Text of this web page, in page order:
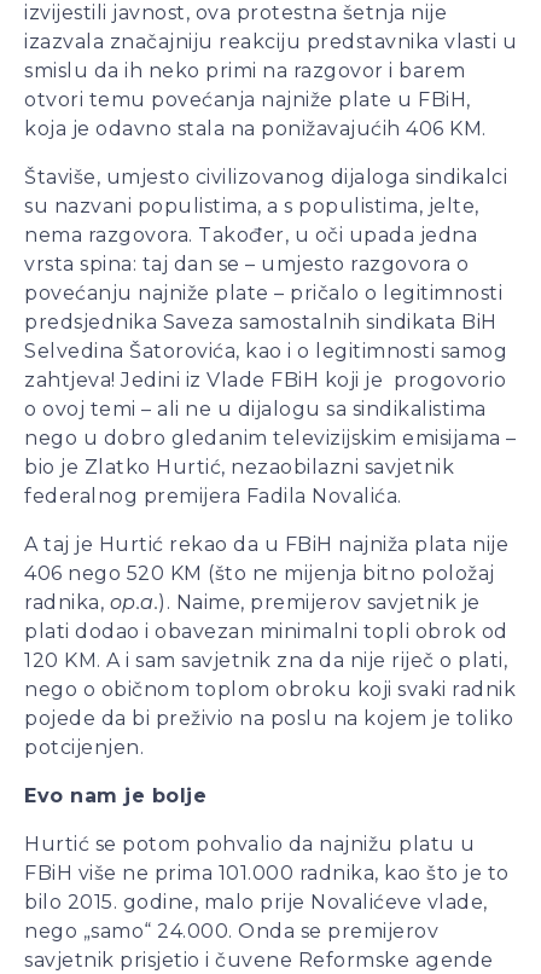
izvijestili javnost, ova protestna šetnja nije
izazvala značajniju reakciju predstavnika vlasti u
smislu da ih neko primi na razgovor i barem
otvori temu povećanja najniže plate u FBiH,
koja je odavno stala na ponižavajućih 406 KM.
Štaviše, umjesto civilizovanog dijaloga sindikalci
su nazvani populistima, a s populistima, jelte,
nema razgovora. Također, u oči upada jedna
vrsta spina: taj dan se – umjesto razgovora o
povećanju najniže plate – pričalo o legitimnosti
predsjednika Saveza samostalnih sindikata BiH
Selvedina Šatorovića, kao i o legitimnosti samog
zahtjeva! Jedini iz Vlade FBiH koji je progovorio
o ovoj temi – ali ne u dijalogu sa sindikalistima
nego u dobro gledanim televizijskim emisijama –
bio je Zlatko Hurtić, nezaobilazni savjetnik
federalnog premijera Fadila Novalića.
A taj je Hurtić rekao da u FBiH najniža plata nije
406 nego 520 KM (što ne mijenja bitno položaj
radnika, op.a.). Naime, premijerov savjetnik je
plati dodao i obavezan minimalni topli obrok od
120 KM. A i sam savjetnik zna da nije riječ o plati,
nego o običnom toplom obroku koji svaki radnik
pojede da bi preživio na poslu na kojem je toliko
potcijenjen.
Evo nam je bolje
Hurtić se potom pohvalio da najnižu platu u
FBiH više ne prima 101.000 radnika, kao što je to
bilo 2015. godine, malo prije Novalićeve vlade,
nego „samo“ 24.000. Onda se premijerov
savjetnik prisjetio i čuvene Reformske agende